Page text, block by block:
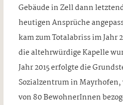
Gebäude in Zell dann
heutigen Ansprüche
kam zum Totalabriss im Jahr
die altehrwürdige Kapelle
Jahr 2015 erfolgte die
Sozialzentrum in Mayrhofen,
von 80 BewohnerInnen